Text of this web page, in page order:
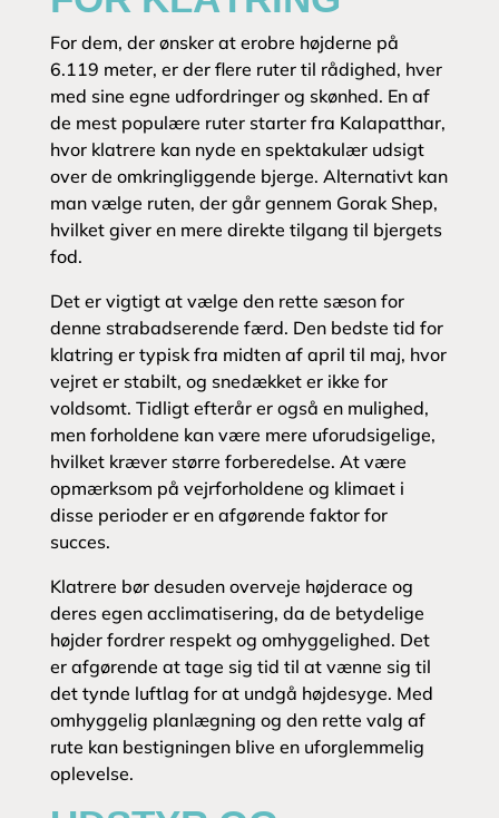
For dem, der ønsker at erobre højderne på
6.119 meter, er der flere ruter til rådighed, hver
med sine egne udfordringer og skønhed. En af
de mest populære ruter starter fra Kalapatthar,
hvor klatrere kan nyde en spektakulær udsigt
over de omkringliggende bjerge. Alternativt kan
man vælge ruten, der går gennem Gorak Shep,
hvilket giver en mere direkte tilgang til bjergets
fod.
Det er vigtigt at vælge den rette sæson for
denne strabadserende færd. Den bedste tid for
klatring er typisk fra midten af april til maj, hvor
vejret er stabilt, og snedækket er ikke for
voldsomt. Tidligt efterår er også en mulighed,
men forholdene kan være mere uforudsigelige,
hvilket kræver større forberedelse. At være
opmærksom på vejrforholdene og klimaet i
disse perioder er en afgørende faktor for
succes.
Klatrere bør desuden overveje højderace og
deres egen acclimatisering, da de betydelige
højder fordrer respekt og omhyggelighed. Det
er afgørende at tage sig tid til at vænne sig til
det tynde luftlag for at undgå højdesyge. Med
omhyggelig planlægning og den rette valg af
rute kan bestigningen blive en uforglemmelig
oplevelse.